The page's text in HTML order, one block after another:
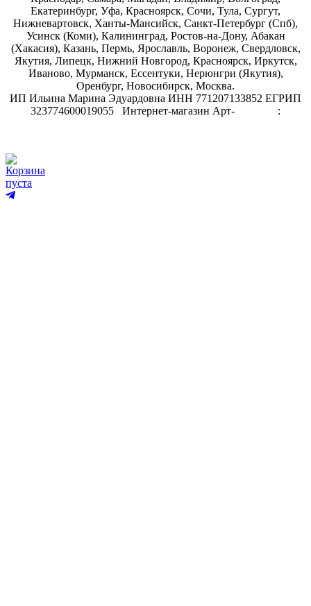
Екатеринбург, Уфа, Красноярск, Сочи, Тула, Сургут,
Нижневартовск, Ханты-Мансийск, Санкт-Петербург (Спб),
Усинск (Коми), Калининград, Ростов-на-Дону, Абакан
(Хакасия), Казань, Пермь, Ярославль, Воронеж, Свердловск,
Якутия, Липецк, Нижний Новгород, Красноярск, Иркутск,
Иваново, Мурманск, Ессентуки, Нерюнгри (Якутия),
Оренбург, Новосибирск, Москва.
ИП Ильина Марина Эдуардовна ИНН 771207133852 ЕГРИП
323774600019055
Интернет-магазин Арт-
:
Корзина
пуста